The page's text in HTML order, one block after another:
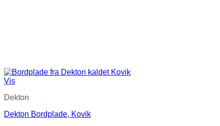
Vis
Dekton
Dekton Bordplade, Kovik